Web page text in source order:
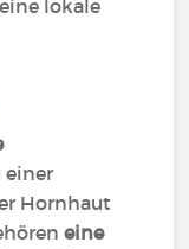
lokale
einer
Hornhaut
eine